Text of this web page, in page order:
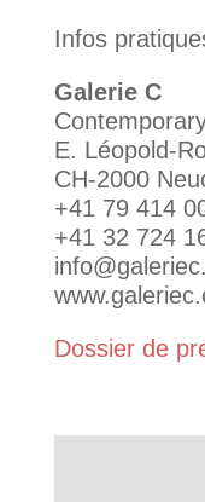
Infos
Galerie C
E. Léopold-
CH-2000
+41 79 414
+41 32 724
Dossier de